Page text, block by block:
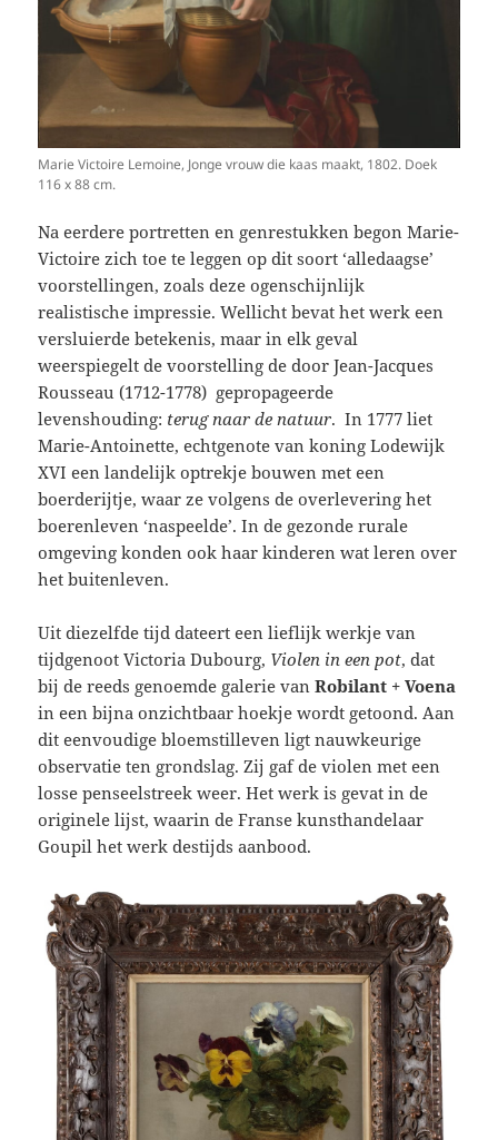
Marie Victoire Lemoine, Jonge vrouw die kaas maakt, 1802. Doek
116 x 88 cm.
Na eerdere portretten en genrestukken begon Marie-
Victoire zich toe te leggen op dit soort ‘alledaagse’
voorstellingen, zoals deze ogenschijnlijk
realistische impressie. Wellicht bevat het werk een
versluierde betekenis, maar in elk geval
weerspiegelt de voorstelling de door Jean-Jacques
Rousseau (1712-1778) gepropageerde
levenshouding: terug naar de natuur. In 1777 liet
Marie-Antoinette, echtgenote van koning Lodewijk
XVI een landelijk optrekje bouwen met een
boerderijtje, waar ze volgens de overlevering het
boerenleven ‘naspeelde’. In de gezonde rurale
omgeving konden ook haar kinderen wat leren over
het buitenleven.
Uit diezelfde tijd dateert een lieflijk werkje van
tijdgenoot Victoria Dubourg, Violen in een pot, dat
bij de reeds genoemde galerie vanRobilant + Voena
in een bijna onzichtbaar hoekje wordt getoond. Aan
dit eenvoudige bloemstilleven ligt nauwkeurige
observatie ten grondslag. Zij gaf de violen met een
losse penseelstreek weer. Het werk is gevat in de
originele lijst, waarin de Franse kunsthandelaar
Goupil het werk destijds aanbood.